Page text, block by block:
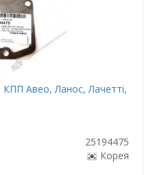
КПП Авео, Ланос, Лачетті,
25194475
Корея